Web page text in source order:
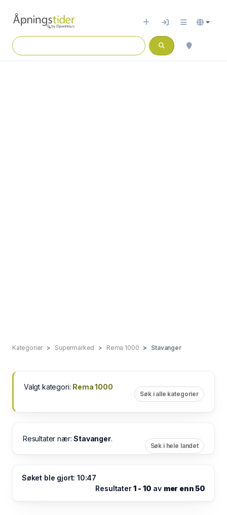
Kategorier Supermarked Rema 1000 Stavanger
Valgt kategori: Rema 1000
Søk i alle kategorier
Resultater nær:Stavanger.
Søk i hele landet
Søket ble gjort: 10:47
Resultater1 - 10 av mer enn 50